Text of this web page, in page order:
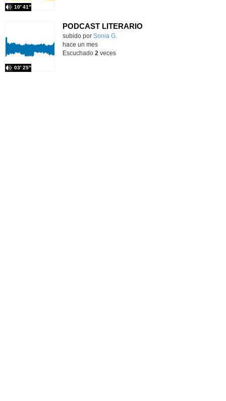
10′ 41″
PODCAST LITERARIO
Contenido educativo.
subido por Sonia G.
03′ 25″
hace un mes
Escuchado 2 veces